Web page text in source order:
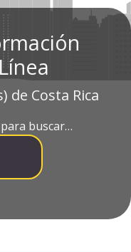
de Costa Rica
buscar…